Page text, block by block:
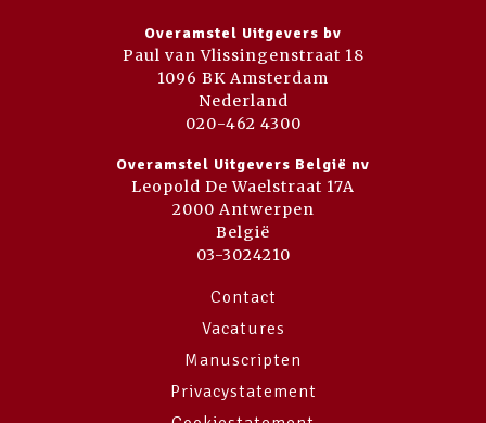
Overamstel Uitgevers bv
Paul van Vlissingenstraat 18
1096 BK Amsterdam
Nederland
020-462 4300
Overamstel Uitgevers België nv
Leopold De Waelstraat 17A
2000 Antwerpen
België
03-3024210
Contact
Vacatures
Manuscripten
Privacystatement